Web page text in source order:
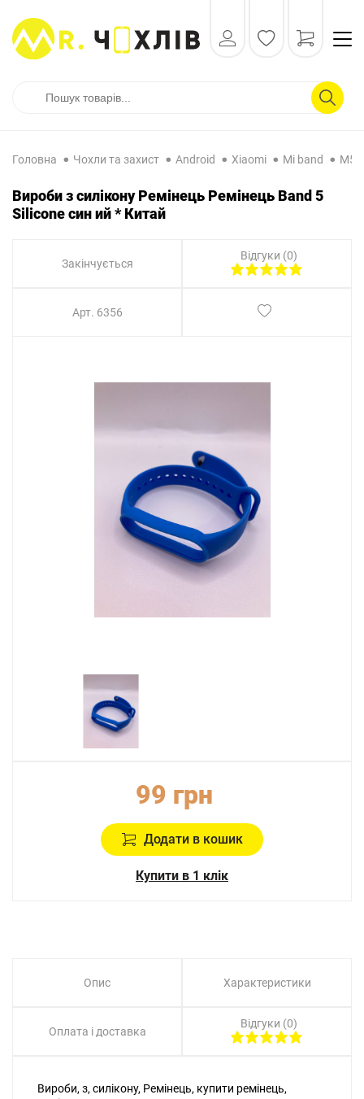
Головна Чохли та захист Android Xiaomi Mi band M5/
Вироби з силікону Ремінець Ремінець Band 5
Silicone син ий * Китай
Закінчується
Відгуки (0)
Арт. 6356
99 грн
Додати в кошик
Купити в 1 клік
Опис Характеристики
Оплата і доставка
Відгуки (0)
Вироби, з, силікону, Ремінець, купити ремінець,